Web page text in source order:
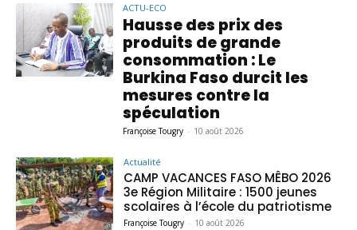
ACTU-ECO
Hausse des prix des
produits de grande
consommation : Le
Burkina Faso durcit les
mesures contre la
spéculation
Françoise Tougry - 10 août 2026
Actualité
CAMP VACANCES FASO MÊBO 2026
3e Région Militaire : 1500 jeunes
scolaires à l’école du patriotisme
Françoise Tougry - 10 août 2026